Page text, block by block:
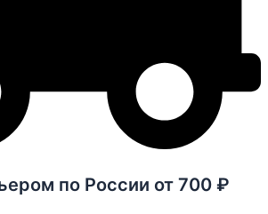
по России от 700 ₽